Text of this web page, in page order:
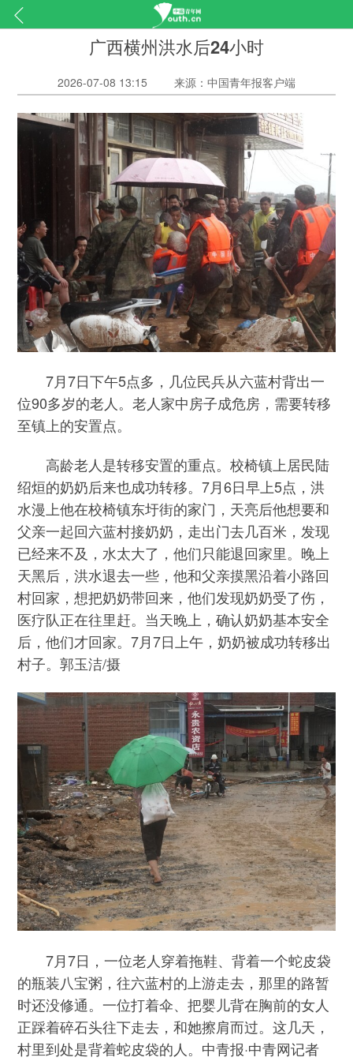
广西横州洪水后24小时
2026-07-08 13:15 来源：中国青年报客户端
7月7日下午5点多，几位民兵从六蓝村背出一
位90多岁的老人。老人家中房子成危房，需要转移
至镇上的安置点。
高龄老人是转移安置的重点。校椅镇上居民陆
绍烜的奶奶后来也成功转移。7月6日早上5点，洪
水漫上他在校椅镇东圩街的家门，天亮后他想要和
父亲一起回六蓝村接奶奶，走出门去几百米，发现
已经来不及，水太大了，他们只能退回家里。晚上
天黑后，洪水退去一些，他和父亲摸黑沿着小路回
村回家，想把奶奶带回来，他们发现奶奶受了伤，
医疗队正在往里赶。当天晚上，确认奶奶基本安全
后，他们才回家。7月7日上午，奶奶被成功转移出
村子。郭玉洁/摄
7月7日，一位老人穿着拖鞋、背着一个蛇皮袋
的瓶装八宝粥，往六蓝村的上游走去，那里的路暂
时还没修通。一位打着伞、把婴儿背在胸前的女人
正踩着碎石头往下走去，和她擦肩而过。这几天，
村里到处是背着蛇皮袋的人。中青报·中青网记者